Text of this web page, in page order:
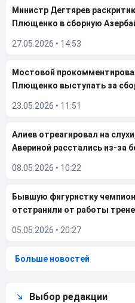
Министр Дегтярев
Плющенко в сборную
27.05.2026 • 14:53
Мостовой
Плющенко выступать за
23.05.2026 • 11:51
Алиев отреагировал на
Авериной расстались из-за
08.05.2026 • 10:22
Бывшую фигуристку
отстранили от работы
05.05.2026 • 20:27
Больше новостей
Выбор редакции